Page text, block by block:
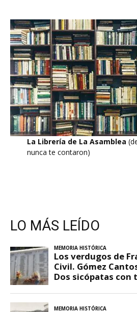
La Librería de La Asamblea
nunca te contaron)
LO MÁS LEÍDO